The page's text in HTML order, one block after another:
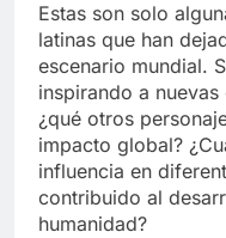
Estas son solo
latinas que han
escenario mundial.
inspirando a
¿qué otros
impacto global?
influencia en
contribuido al
humanidad?